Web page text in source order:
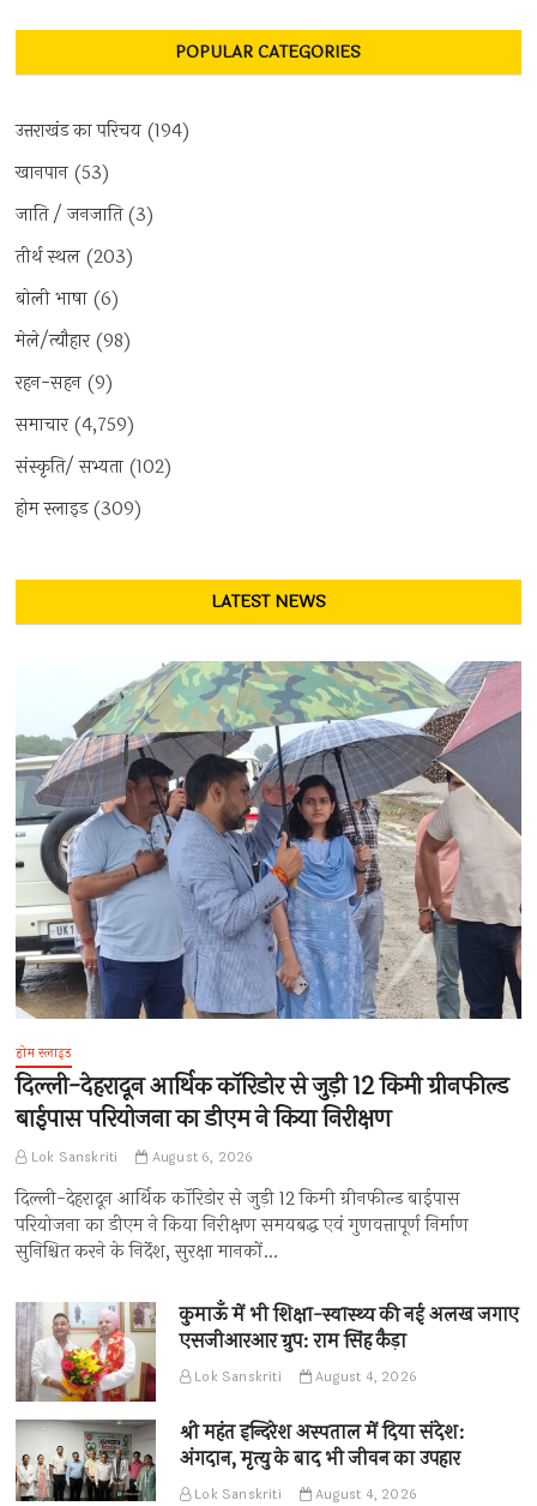
POPULAR CATEGORIES
उत्तराखंड का परिचय (194)
खानपान (53)
जाति / जनजाति(3)
तीर्थ स्थल (203)
बोली भाषा (6)
मेले/त्यौहार(98)
रहन-सहन (9)
समाचार(4,759)
संस्कृति/ सभ्यता (102)
होम स्लाइड(309)
LATEST NEWS
होम स्लाइड
दिल्ली-देहरादून आर्थिक कॉरिडोर से जुड़ी 12 किमी ग्रीनफील्ड
बाईपास परियोजना का डीएम ने किया निरीक्षण
Lok Sanskriti August 6, 2026
दिल्ली-देहरादून आर्थिक कॉरिडोर से जुड़ी 12 किमी ग्रीनफील्ड बाईपास
परियोजना का डीएम ने किया निरीक्षण समयबद्ध एवं गुणवत्तापूर्ण निर्माण
सुनिश्चित करने के निर्देश, सुरक्षा मानकों…
कुमाऊँ में भी शिक्षा-स्वास्थ्य की नई अलख जगाए
एसजीआरआर ग्रुप: राम सिंह कैड़ा
Lok Sanskriti August 4, 2026
श्री महंत इन्दिरेश अस्पताल में दिया संदेश:
अंगदान, मृत्यु के बाद भी जीवन का उपहार
Lok Sanskriti August 4, 2026